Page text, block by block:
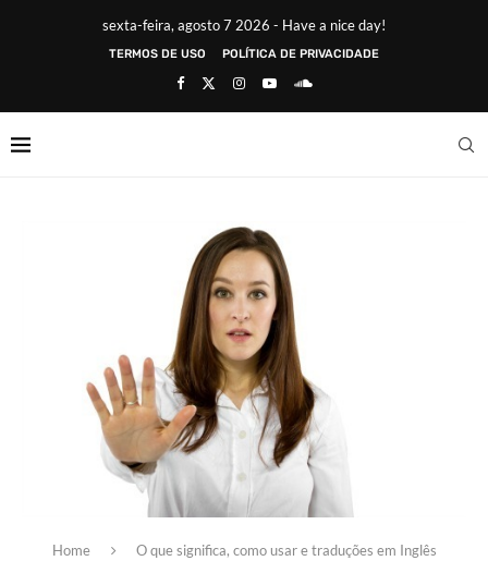
sexta-feira, agosto 7 2026 - Have a nice day!
TERMOS DE USO POLÍTICA DE PRIVACIDADE
Home
O que significa, como usar e traduções em Inglês